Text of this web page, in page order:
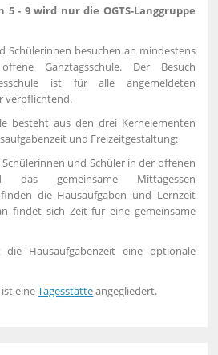
5 - 9 wird nur die OGTS-Langgruppe
Schülerinnen besuchen an mindestens
Ganztagsschule. Der Besuch
ist für alle angemeldeten
verpflichtend.
besteht aus den drei Kernelementen
und Freizeitgestaltung:
und Schüler in der offenen
das gemeinsame Mittagessen
die Hausaufgaben und Lernzeit
findet sich Zeit für eine gemeinsame
Hausaufgabenzeit eine optionale
ist eineTagesstätteangegliedert.